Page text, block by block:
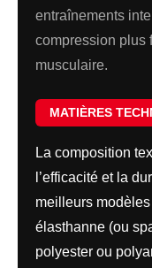
entraînements
compression plus
musculaire.
MATIÈRES
La composition
l’efficacité et la
meilleurs
élasthanne (ou
polyester ou